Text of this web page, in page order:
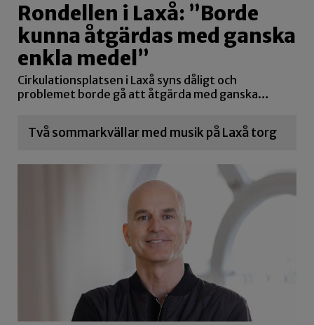
Rondellen i Laxå: ”Borde
kunna åtgärdas med ganska
enkla medel”
Cirkulationsplatsen i Laxå syns dåligt och
problemet borde gå att åtgärda med ganska…
Två sommarkvällar med musik på Laxå torg